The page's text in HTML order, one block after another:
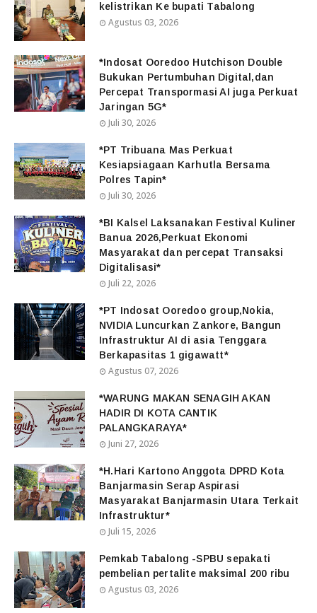
kelistrikan Ke bupati Tabalong
Agustus 03, 2026
*Indosat Ooredoo Hutchison Double
Bukukan Pertumbuhan Digital,dan
Percepat Transpormasi AI juga Perkuat
Jaringan 5G*
Juli 30, 2026
*PT Tribuana Mas Perkuat
Kesiapsiagaan Karhutla Bersama
Polres Tapin*
Juli 30, 2026
*BI Kalsel Laksanakan Festival Kuliner
Banua 2026,Perkuat Ekonomi
Masyarakat dan percepat Transaksi
Digitalisasi*
Juli 22, 2026
*PT Indosat Ooredoo group,Nokia,
NVIDIA Luncurkan Zankore, Bangun
Infrastruktur AI di asia Tenggara
Berkapasitas 1 gigawatt*
Agustus 07, 2026
*WARUNG MAKAN SENAGIH AKAN
HADIR DI KOTA CANTIK
PALANGKARAYA*
Juni 27, 2026
*H.Hari Kartono Anggota DPRD Kota
Banjarmasin Serap Aspirasi
Masyarakat Banjarmasin Utara Terkait
Infrastruktur*
Juli 15, 2026
Pemkab Tabalong -SPBU sepakati
pembelian pertalite maksimal 200 ribu
Agustus 03, 2026